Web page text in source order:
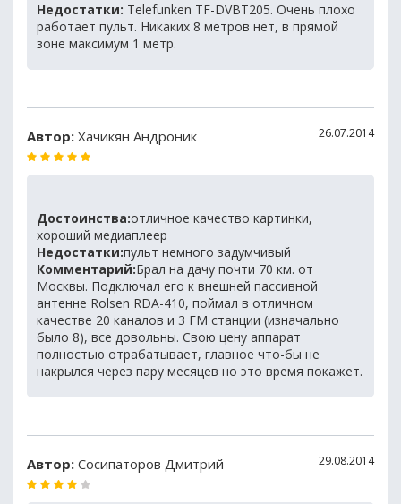
Недостатки: Telefunken TF-DVBT205. Очень плохо
работает пульт. Никаких 8 метров нет, в прямой
зоне максимум 1 метр.
Автор: Хачикян Андроник 26.07.2014
Достоинства:отличное качество картинки,
хороший медиаплеер
Недостатки:пульт немного задумчивый
Комментарий:Брал на дачу почти 70 км. от
Москвы. Подключал его к внешней пассивной
антенне Rolsen RDA-410, поймал в отличном
качестве 20 каналов и 3 FM станции (изначально
было 8), все довольны. Свою цену аппарат
полностью отрабатывает, главное что-бы не
накрылся через пару месяцев но это время покажет.
Автор: Сосипаторов Дмитрий 29.08.2014